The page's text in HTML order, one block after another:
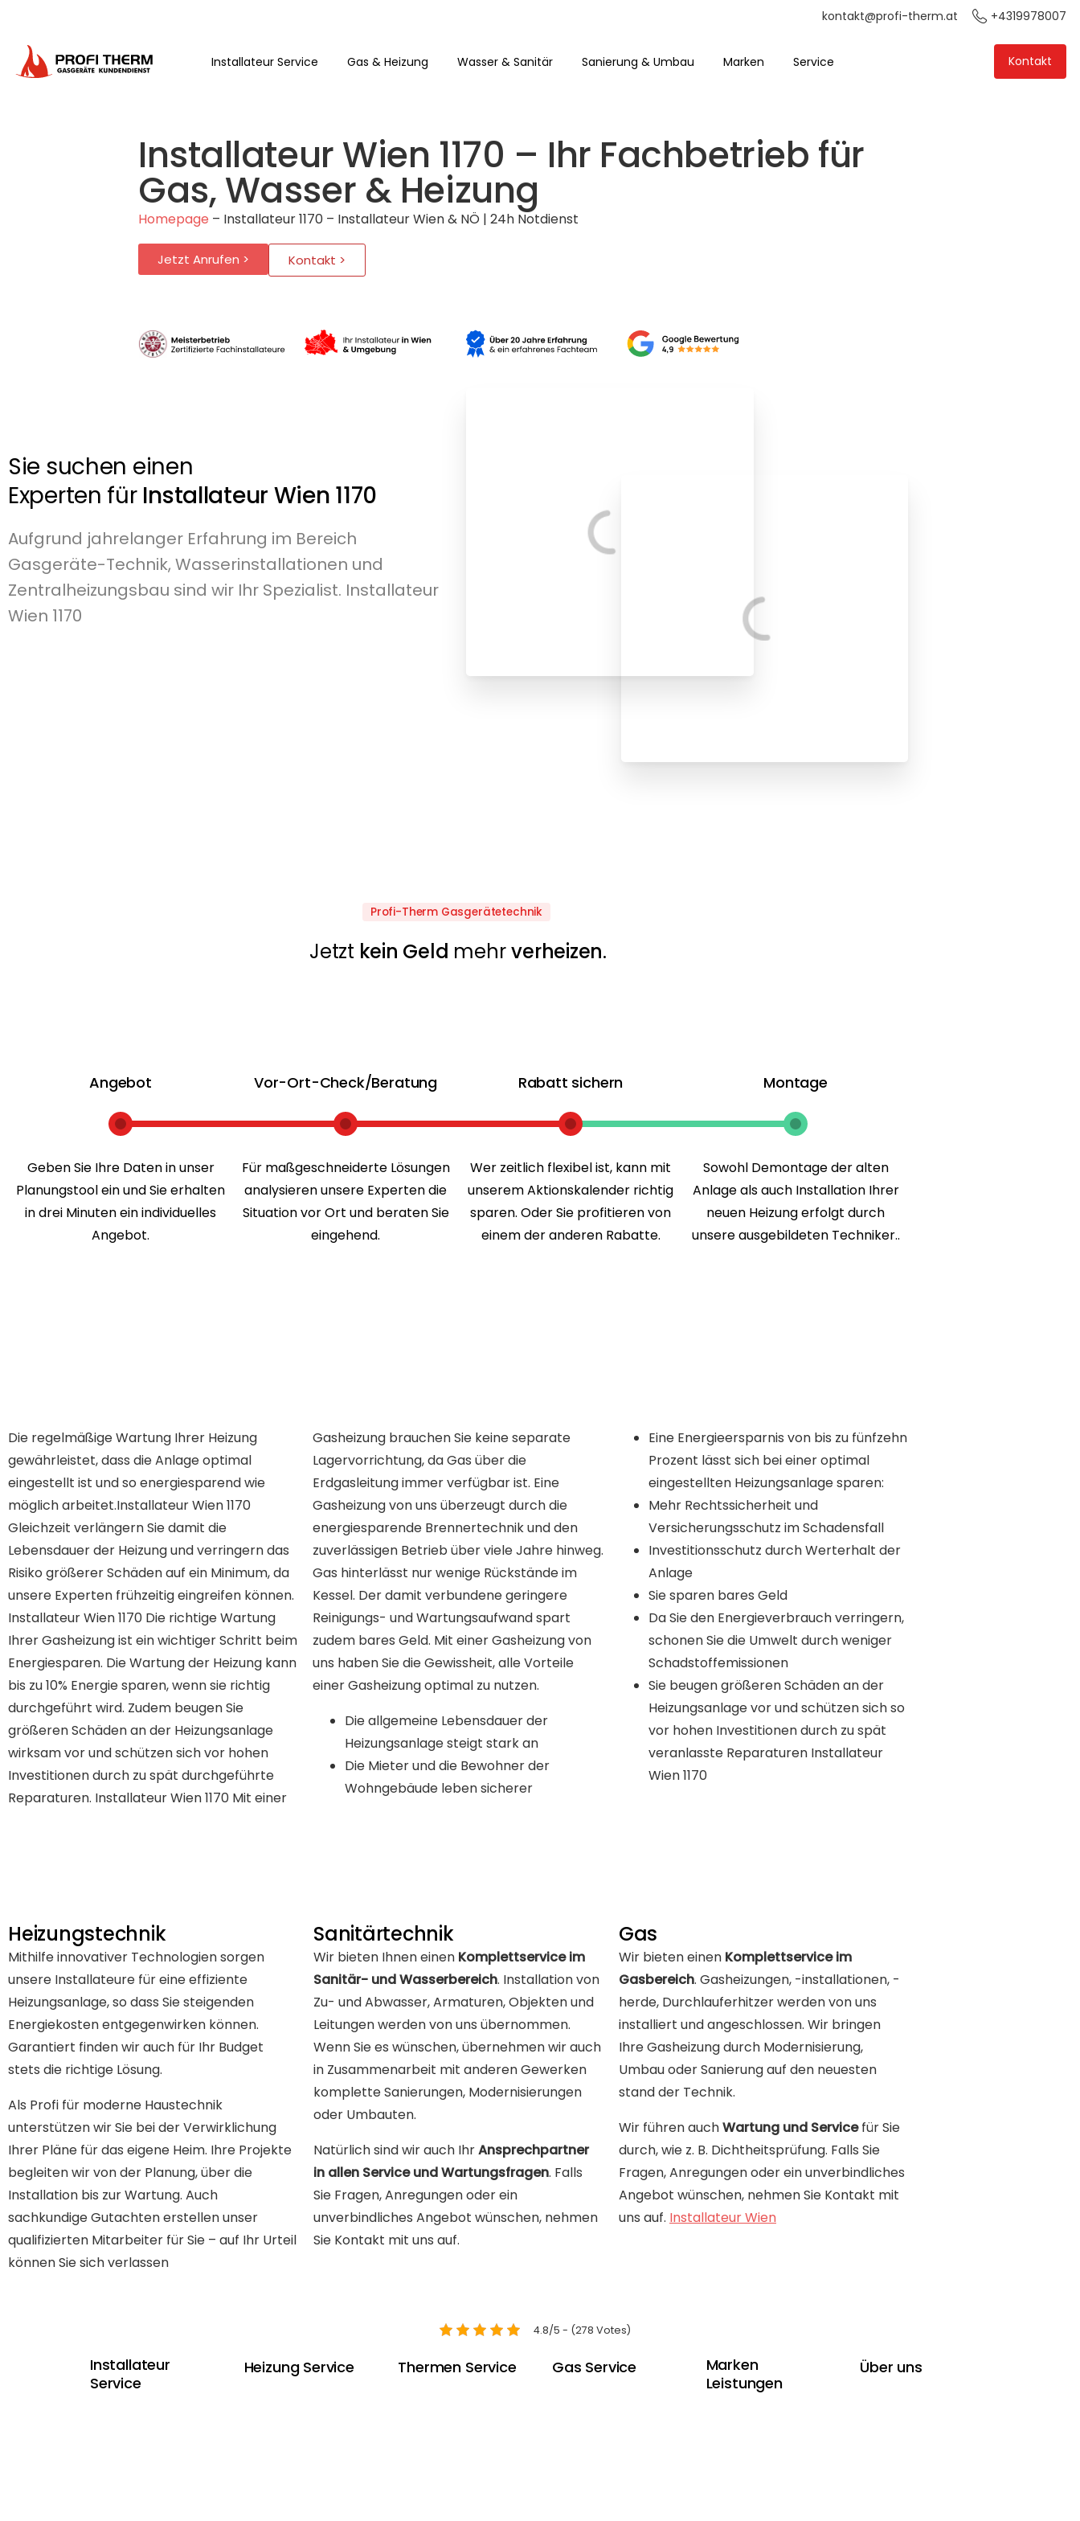
kontakt@profi-therm.at +4319978007
Installateur Service Gas & Heizung Wasser & Sanitär Sanierung & Umbau Marken Service Kontakt
Installateur Wien 1170 – Ihr Fachbetrieb für
Gas, Wasser & Heizung
Homepage – Installateur 1170 – Installateur Wien & NÖ | 24h Notdienst
Jetzt Anrufen > Kontakt >
Sie suchen einen
Experten für Installateur Wien 1170
Aufgrund jahrelanger Erfahrung im Bereich
Gasgeräte-Technik, Wasserinstallationen und
Zentralheizungsbau sind wir Ihr Spezialist. Installateur
Wien 1170
Profi-Therm Gasgerätetechnik
Jetzt kein Geld mehrverheizen.
Angebot
Geben Sie Ihre Daten in unser
Planungstool ein und Sie erhalten
in drei Minuten ein individuelles
Angebot.
Vor-Ort-Check/Beratung
Für maßgeschneiderte Lösungen
analysieren unsere Experten die
Situation vor Ort und beraten Sie
eingehend.
Rabatt sichern
Wer zeitlich flexibel ist, kann mit
unserem Aktionskalender richtig
sparen. Oder Sie profitieren von
einem der anderen Rabatte.
Montage
Sowohl Demontage der alten
Anlage als auch Installation Ihrer
neuen Heizung erfolgt durch
unsere ausgebildeten Techniker..
Die regelmäßige Wartung Ihrer Heizung
gewährleistet, dass die Anlage optimal
eingestellt ist und so energiesparend wie
möglich arbeitet.Installateur Wien 1170
Gleichzeit verlängern Sie damit die
Lebensdauer der Heizung und verringern das
Risiko größerer Schäden auf ein Minimum, da
unsere Experten frühzeitig eingreifen können.
Installateur Wien 1170 Die richtige Wartung
Ihrer Gasheizung ist ein wichtiger Schritt beim
Energiesparen. Die Wartung der Heizung kann
bis zu 10% Energie sparen, wenn sie richtig
durchgeführt wird. Zudem beugen Sie
größeren Schäden an der Heizungsanlage
wirksam vor und schützen sich vor hohen
Investitionen durch zu spät durchgeführte
Reparaturen. Installateur Wien 1170 Mit einer
Gasheizung brauchen Sie keine separate
Lagervorrichtung, da Gas über die
Erdgasleitung immer verfügbar ist. Eine
Gasheizung von uns überzeugt durch die
energiesparende Brennertechnik und den
zuverlässigen Betrieb über viele Jahre hinweg.
Gas hinterlässt nur wenige Rückstände im
Kessel. Der damit verbundene geringere
Reinigungs- und Wartungsaufwand spart
zudem bares Geld. Mit einer Gasheizung von
uns haben Sie die Gewissheit, alle Vorteile
einer Gasheizung optimal zu nutzen.
Die allgemeine Lebensdauer der
Heizungsanlage steigt stark an
Die Mieter und die Bewohner der
Wohngebäude leben sicherer
Eine Energieersparnis von bis zu fünfzehn
Prozent lässt sich bei einer optimal
eingestellten Heizungsanlage sparen:
Mehr Rechtssicherheit und
Versicherungsschutz im Schadensfall
Investitionsschutz durch Werterhalt der
Anlage
Sie sparen bares Geld
Da Sie den Energieverbrauch verringern,
schonen Sie die Umwelt durch weniger
Schadstoffemissionen
Sie beugen größeren Schäden an der
Heizungsanlage vor und schützen sich so
vor hohen Investitionen durch zu spät
veranlasste Reparaturen Installateur
Wien 1170
Heizungstechnik
Mithilfe innovativer Technologien sorgen
unsere Installateure für eine effiziente
Heizungsanlage, so dass Sie steigenden
Energiekosten entgegenwirken können.
Garantiert finden wir auch für Ihr Budget
stets die richtige Lösung.
Als Profi für moderne Haustechnik
unterstützen wir Sie bei der Verwirklichung
Ihrer Pläne für das eigene Heim. Ihre Projekte
begleiten wir von der Planung, über die
Installation bis zur Wartung. Auch
sachkundige Gutachten erstellen unser
qualifizierten Mitarbeiter für Sie – auf Ihr Urteil
können Sie sich verlassen
Sanitärtechnik
Wir bieten Ihnen einen Komplettservice im
Sanitär- und Wasserbereich. Installation von
Zu- und Abwasser, Armaturen, Objekten und
Leitungen werden von uns übernommen.
Wenn Sie es wünschen, übernehmen wir auch
in Zusammenarbeit mit anderen Gewerken
komplette Sanierungen, Modernisierungen
oder Umbauten.
Natürlich sind wir auch IhrAnsprechpartner
in allen Service und Wartungsfragen. Falls
Sie Fragen, Anregungen oder ein
unverbindliches Angebot wünschen, nehmen
Sie Kontakt mit uns auf.
Gas
Wir bieten einen Komplettservice im
Gasbereich. Gasheizungen, -installationen, -
herde, Durchlauferhitzer werden von uns
installiert und angeschlossen. Wir bringen
Ihre Gasheizung durch Modernisierung,
Umbau oder Sanierung auf den neuesten
stand der Technik.
Wir führen auchWartung und Servicefür Sie
durch, wie z. B. Dichtheitsprüfung. Falls Sie
Fragen, Anregungen oder ein unverbindliches
Angebot wünschen, nehmen Sie Kontakt mit
uns auf. Installateur Wien
4.8/5 - (278 Votes)
Installateur
Service
Heizung Service Thermen Service Gas Service
Marken
Leistungen
Über uns